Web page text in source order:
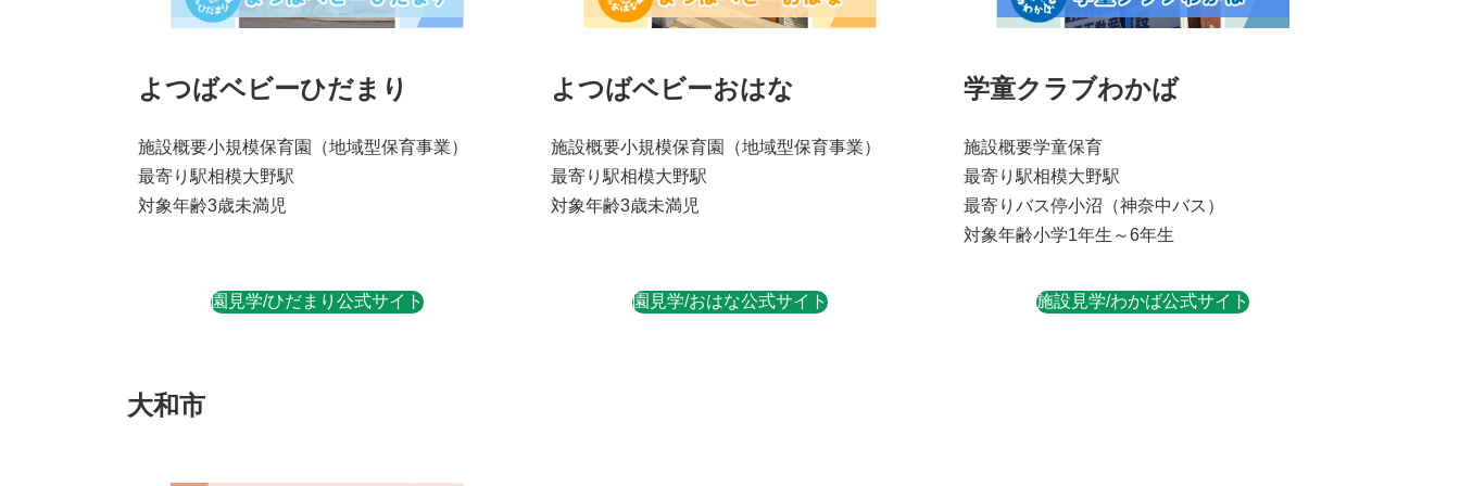
よつばベビーひだまり
施設概要小規模保育園
（地域型保育事業）
最寄り駅相模大野駅
対象年齢3歳未満児
園見学/ひだまり公式サイト
よつばベビーおはな
施設概要小規模保育園
（地域型保育事業）
最寄り駅相模大野駅
対象年齢3歳未満児
園見学/おはな公式サイト
学童クラブわかば
施設概要学童保育
最寄り駅相模大野駅
最寄りバス停小沼（神奈中バス）
対象年齢小学1年生～6年生
施設見学/わかば公式サイト
大和市